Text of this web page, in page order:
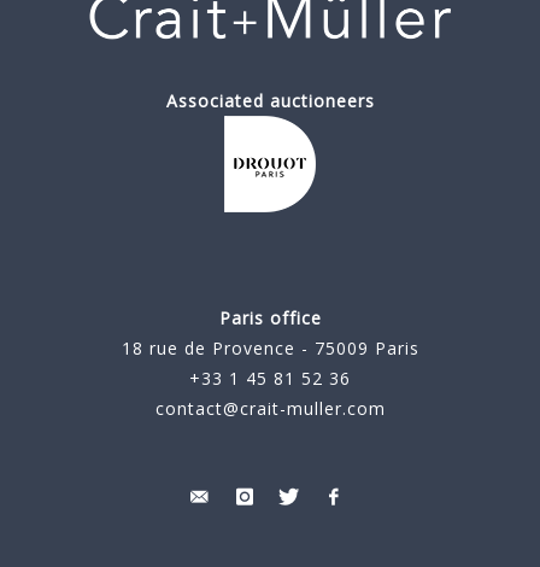
Associated auctioneers
Paris office
18 rue de Provence - 75009 Paris
+33 1 45 81 52 36
contact@crait-muller.com